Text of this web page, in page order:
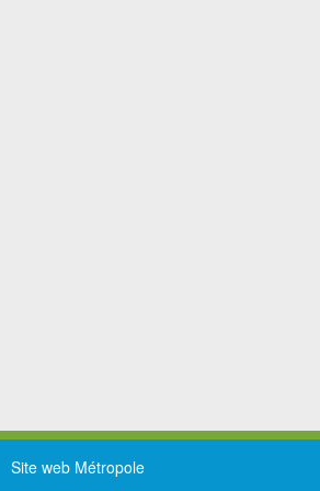
Site web Métropole